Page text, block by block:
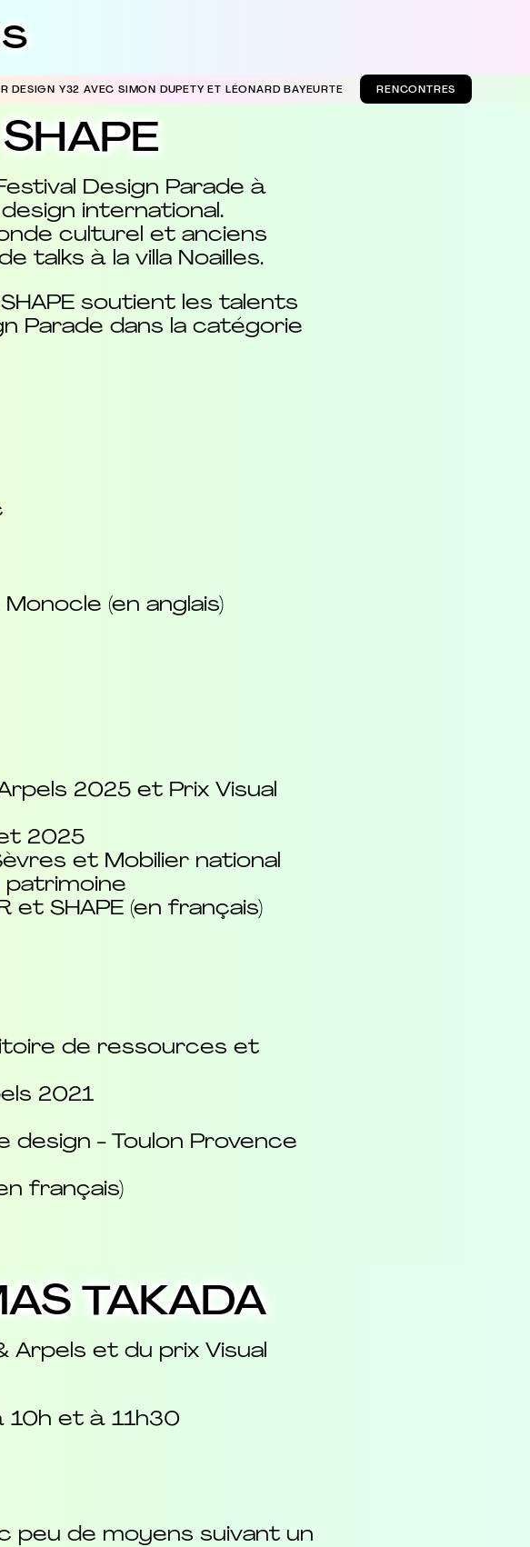
DESIGN Y32 AVEC SIMON DUPETY ET LÉONARD BAYEURTE RENCONTRES
Design Parade à
international.
culturel et anciens
talks à la villa Noailles.
soutient les talents
Parade dans la catégorie
(en anglais)
2025 et Prix Visual
2025
et Mobilier national
patrimoine
et SHAPE (en français)
de ressources et
2021
design - Toulon Provence
français)
TAKADA
Arpels et du prix Visual
10h et à 11h30
peu de moyens suivant un